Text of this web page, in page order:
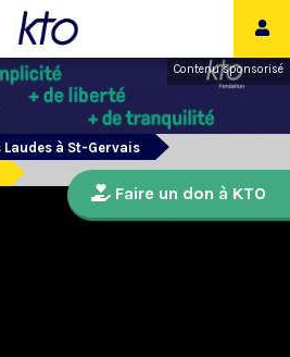
Contenu sponsorisé
Laudes à St-Gervais
Faire un don à KTO